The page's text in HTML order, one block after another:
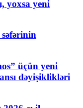
yoxsa yeni
üçün yeni
dəyişiklikləri